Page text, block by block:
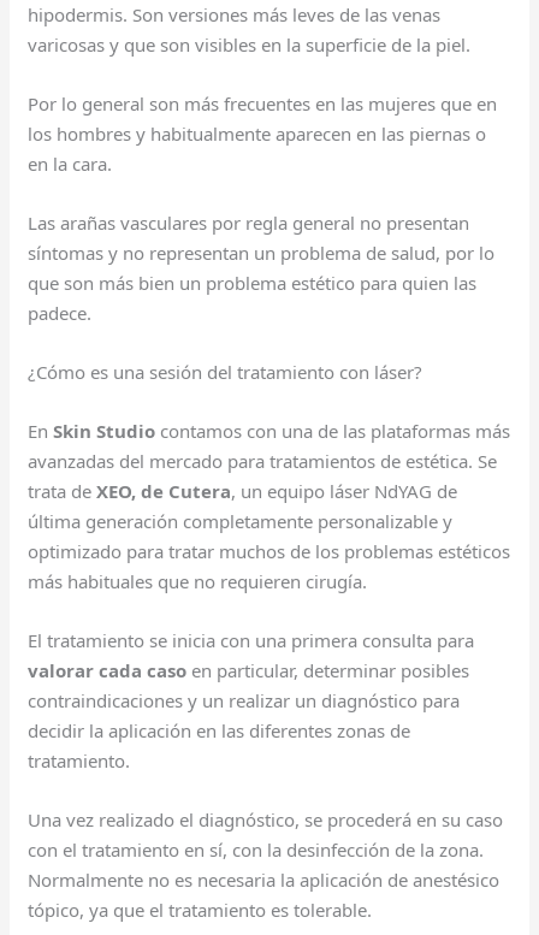
hipodermis. Son versiones más leves de las venas
varicosas y que son visibles en la superficie de la piel.
Por lo general son más frecuentes en las mujeres que en
los hombres y habitualmente aparecen en las piernas o
en la cara.
Las arañas vasculares por regla general no presentan
síntomas y no representan un problema de salud, por lo
que son más bien un problema estético para quien las
padece.
¿Cómo es una sesión del tratamiento con láser?
EnSkin Studio contamos con una de las plataformas más
avanzadas del mercado para tratamientos de estética. Se
trata deXEO, de Cutera, un equipo láser NdYAG de
última generación completamente personalizable y
optimizado para tratar muchos de los problemas estéticos
más habituales que no requieren cirugía.
El tratamiento se inicia con una primera consulta para
valorar cada caso en particular, determinar posibles
contraindicaciones y un realizar un diagnóstico para
decidir la aplicación en las diferentes zonas de
tratamiento.
Una vez realizado el diagnóstico, se procederá en su caso
con el tratamiento en sí, con la desinfección de la zona.
Normalmente no es necesaria la aplicación de anestésico
tópico, ya que el tratamiento es tolerable.